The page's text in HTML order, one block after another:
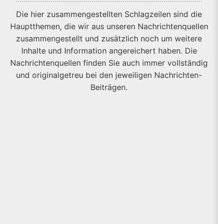
Die hier zusammengestellten Schlagzeilen sind die
Hauptthemen, die wir aus unseren Nachrichtenquellen
zusammengestellt und zusätzlich noch um weitere
Inhalte und Information angereichert haben. Die
Nachrichtenquellen finden Sie auch immer vollständig
und originalgetreu bei den jeweiligen Nachrichten-
Beiträgen.